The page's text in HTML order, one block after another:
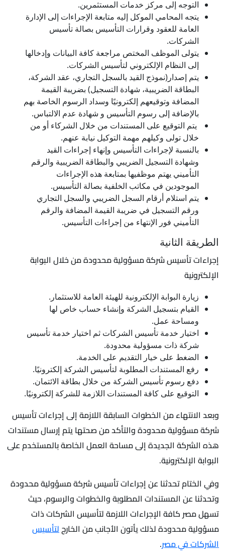
التوجه إلى مركز خدمات المستثمرين.
يتجه المحامي الموكل إليه متابعة الإجراءات إلى الإدارة
العامة للعقود وقرارات التأسيس بصالة تأسيس
الشركات.
يتولى الموظف المختص مراجعة كافة البيانات وإدخالها
إلى النظام الإلكتروني لتأسيس الشركات.
يتم إصدار(نموذج القيد بالسجل التجاري، عقد الشركة،
البطاقة الضريبية، شهادة التسجيل) بضريبة القيمة
المضافة وتوقيعهم إلكترونيًا وسداد الرسوم الخاصة بهم
بالإضافة إلى رسوم التأسيس و شهادة عدم الالتباس.
يتم التوقيع على المستندات من خلال الشركاء أو من
خلال تولى وكيلهم مهمة التوكيل نيابة عنهم.
بالنسبة لإجراءات التأسيس وإنهاء إجراءات القيد
وشهادة التسجيل الضريبي والبطاقة الضريبية والرقم
التأميني يهتم موظفيها بمتابعة هذه الإجراءات
الموجودين في مكاتب الخلفية بصالة التأسيس.
يتم استلام أرقام السجل الضريبي والسجل التجاري
ورقم التسجيل في ضريبة القيمة المضافة والرقم
التأميني فور الإنتهاء من إجراءات التأسيس.
الطريقة الثانية
إجراءات تأسيس شركة مسؤولية محدودة من خلال البوابة
الإلكترونية
زيارة البوابة الإلكترونية للهيئة العامة للاستثمار.
القيام بتسجيل الشركة وإنشاء حساب خاص لها
ومساحة عمل.
اختيار خدمة تأسيس الشركات ثم اختيار خدمة تأسيس
شركة ذات مسؤولية محدودة.
الضغط على خيار التقديم على الخدمة.
رفع المستندات المطلوبة لتأسيس الشركة إلكترونيًا.
دفع رسوم تأسيس الشركة من خلال بطاقة الائتمان.
التوقيع على كافة المستندات اللازمة للشركة إلكترونيًا.
وبعد الانتهاء من الخطوات السابقة اللازمة إلى إجراءات تأسيس
شركة مسؤولية محدودة والتأكد من صحتها يتم إرسال مستندات
هذه الشركة الجديدة إلى مساحة العمل الخاصة بالمستخدم على
البوابة الإلكترونية.
وفي الختام تحدثنا عن إجراءات تأسيس شركة مسؤولية محدودة
وتحدثنا عن المستندات المطلوبة والخطوات والرسوم، حيث
تسهل مصر كافة الإجراءات اللازمة لتأسيس الشركات ذات
مسؤولية محدودة لذلك يأتون الأجانب من الخارجلتأسيس
الشركات في مصر.